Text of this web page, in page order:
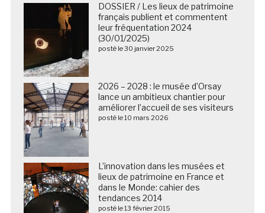
DOSSIER / Les lieux de patrimoine
français publient et commentent
leur fréquentation 2024
(30/01/2025)
posté le 30 janvier 2025
2026 – 2028 : le musée d’Orsay
lance un ambitieux chantier pour
améliorer l’accueil de ses visiteurs
posté le 10 mars 2026
L’innovation dans les musées et
lieux de patrimoine en France et
dans le Monde: cahier des
tendances 2014
posté le 13 février 2015